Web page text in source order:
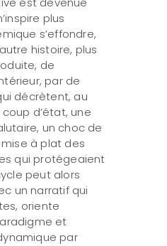
plus
s’effondre,
histoire, plus
de
par de
décrètent, au
d’état, une
un choc de
à plat des
qui protégeaient
peut alors
un narratif qui
oriente
et
par